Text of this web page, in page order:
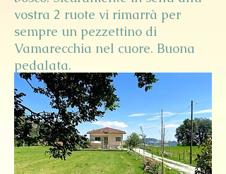
vostra 2 ruote vi rimarrà per
sempre un pezzettino di
Vamarecchia nel cuore. Buona
pedalata.